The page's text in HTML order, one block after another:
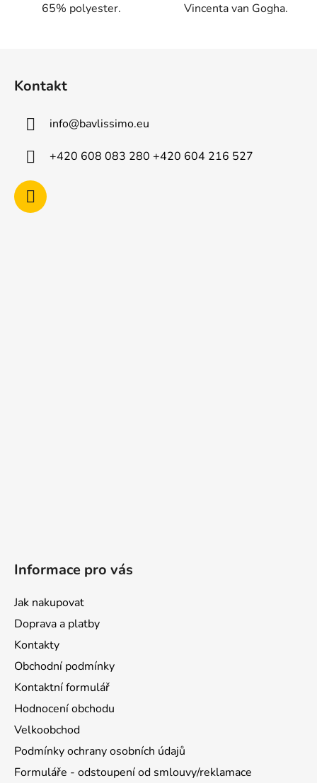
65% polyester.
Vincenta van Gogha.
Kontakt
info@bavlissimo.eu
+420 608 083 280 +420 604 216 527
Informace pro vás
Jak nakupovat
Doprava a platby
Kontakty
Obchodní podmínky
Kontaktní formulář
Hodnocení obchodu
Velkoobchod
Podmínky ochrany osobních údajů
Formuláře - odstoupení od smlouvy/reklamace